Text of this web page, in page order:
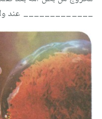
_____________ عند